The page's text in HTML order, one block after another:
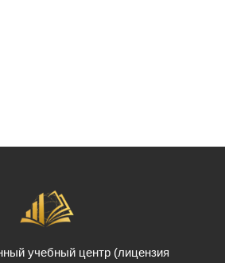
учебный центр (лицензия